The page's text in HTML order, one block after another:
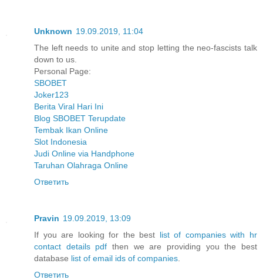
Unknown 19.09.2019, 11:04
The left needs to unite and stop letting the neo-fascists talk
down to us.
Personal Page:
SBOBET
Joker123
Berita Viral Hari Ini
Blog SBOBET Terupdate
Tembak Ikan Online
Slot Indonesia
Judi Online via Handphone
Taruhan Olahraga Online
Ответить
Pravin 19.09.2019, 13:09
If you are looking for the best list of companies with hr
contact details pdf then we are providing you the best
database list of email ids of companies
Ответить